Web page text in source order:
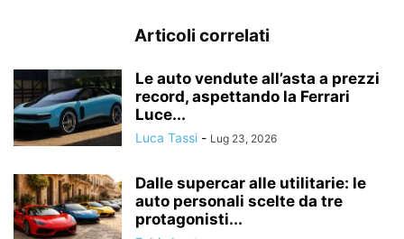
Articoli correlati
Le auto vendute all’asta a prezzi
record, aspettando la Ferrari
Luce...
Luca Tassi - Lug 23, 2026
Dalle supercar alle utilitarie: le
auto personali scelte da tre
protagonisti...